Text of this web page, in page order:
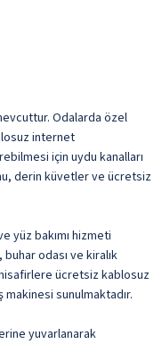
Odalarda özel
internet
için uydu kanalları
derin küvetler ve ücretsiz
yüz bakımı hizmeti
odası ve kiralık
ücretsiz kablosuz
sunulmaktadır.
yuvarlanarak